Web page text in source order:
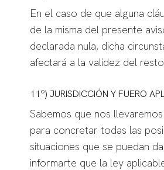
En el caso de que alguna
de la misma del presente
declarada nula, dicha
afectará a la validez del
11º) JURISDICCIÓN Y FUERO
Sabemos que nos
para concretar todas las
situaciones que se puedan
informarte que la ley